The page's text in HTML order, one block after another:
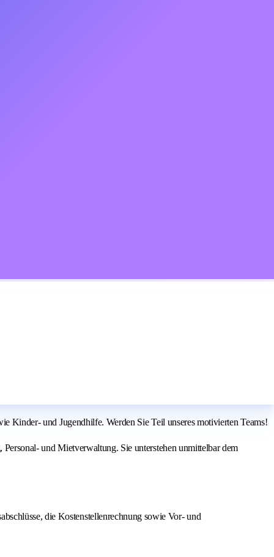
Kinder- und Jugendhilfe. Werden Sie Teil unseres motivierten Teams!
und Mietverwaltung. Sie unterstehen unmittelbar dem
die Kostenstellenrechnung sowie Vor- und